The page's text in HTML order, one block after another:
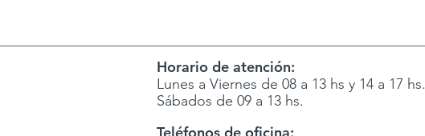
Horario de atención:
Lunes a Viernes de 08 a 13 hs y 14 a 17 hs.
Sábados de 09 a 13 hs.